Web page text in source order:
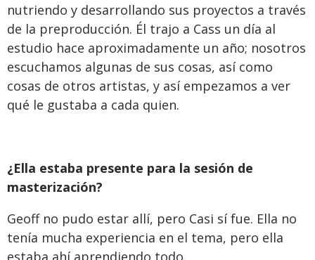
nutriendo y desarrollando sus proyectos a través
de la preproducción. Él trajo a Cass un día al
estudio hace aproximadamente un año; nosotros
escuchamos algunas de sus cosas, así como
cosas de otros artistas, y así empezamos a ver
qué le gustaba a cada quien.
¿Ella estaba presente para la sesión de
masterización?
Geoff no pudo estar allí, pero Casi sí fue. Ella no
tenía mucha experiencia en el tema, pero ella
estaba ahí aprendiendo todo.